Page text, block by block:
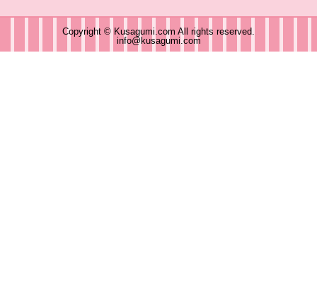
Copyright © Kusagumi.com All rights reserved.
info@kusagumi.com